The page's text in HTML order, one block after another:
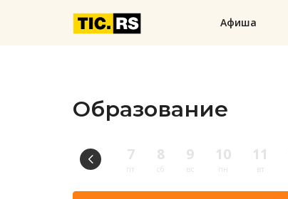
Афиша
Образование
7
пт
8
сб
9
вс
10
пн
11
вт